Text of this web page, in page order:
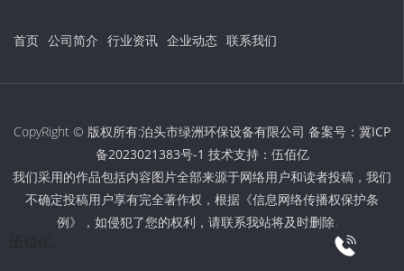
首页 公司简介 行业资讯 企业动态 联系我们
CopyRight © 版权所有:泊头市绿洲环保设备有限公司 备案号： 冀ICP
备2023021383号-1 技术支持： 伍佰亿
我们采用的作品包括内容图片全部来源于网络用户和读者投稿，我们
不确定投稿用户享有完全著作权，根据《信息网络传播权保护条
例》，如侵犯了您的权利，请联系我站将及时删除。